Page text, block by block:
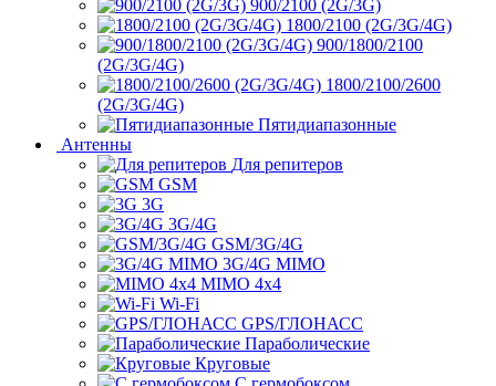
900/2100 (2G/3G)
1800/2100 (2G/3G/4G)
900/1800/2100
(2G/3G/4G)
1800/2100/2600
(2G/3G/4G)
Пятидиапазонные
Антенны
Для репитеров
GSM
3G
3G/4G
GSM/3G/4G
3G/4G MIMO
MIMO 4x4
Wi-Fi
GPS/ГЛОНАСС
Параболические
Круговые